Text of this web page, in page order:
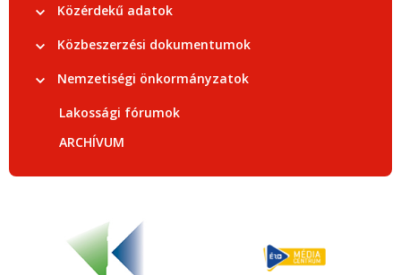
Közérdekű adatok
Közbeszerzési dokumentumok
Nemzetiségi önkormányzatok
Lakossági fórumok
ARCHÍVUM